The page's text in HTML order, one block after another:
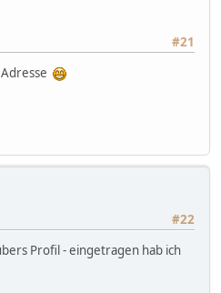
#21
#22
Profil - eingetragen hab ich